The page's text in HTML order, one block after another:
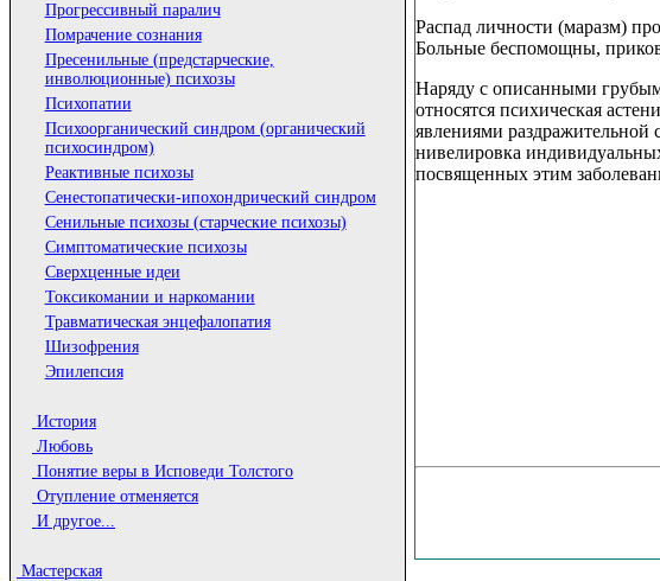
Прогрессивный паралич
Помрачение сознания
Пресенильные (предстарческие,
инволюционные) психозы
Психопатии
Психоорганический синдром (органический
психосиндром)
Реактивные психозы
Сенестопатически-ипохондрический синдром
Сенильные психозы (старческие психозы)
Симптоматические психозы
Сверхценные идеи
Токсикомании и наркомании
Травматическая энцефалопатия
Шизофрения
Эпилепсия
История
Любовь
Понятие веры в Исповеди Толстого
Отупление отменяется
И другое...
Мастерская
Распад личности (маразм)
Больные беспомощны,
Наряду с описанными
относятся психическая
явлениями раздражительной
нивелировка
посвященных этим